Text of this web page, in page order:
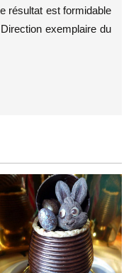
résultat est formidable
exemplaire du